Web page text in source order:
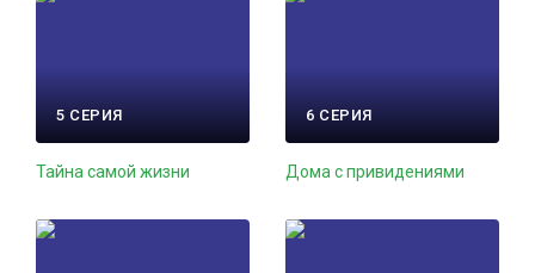
5 СЕРИЯ
Тайна самой жизни
6 СЕРИЯ
Дома с привидениями